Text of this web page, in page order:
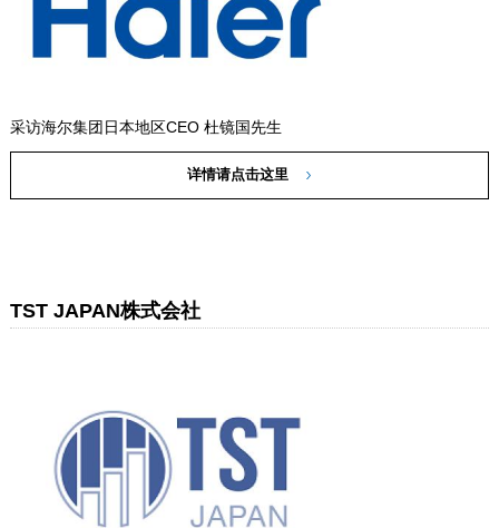
采访海尔集团日本地区CEO 杜镜国先生
详情请点击这里
TST JAPAN株式会社